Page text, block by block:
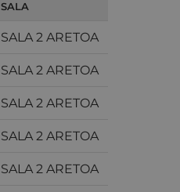
SALA
SALA 2 ARETOA
SALA 2 ARETOA
SALA 2 ARETOA
SALA 2 ARETOA
SALA 2 ARETOA